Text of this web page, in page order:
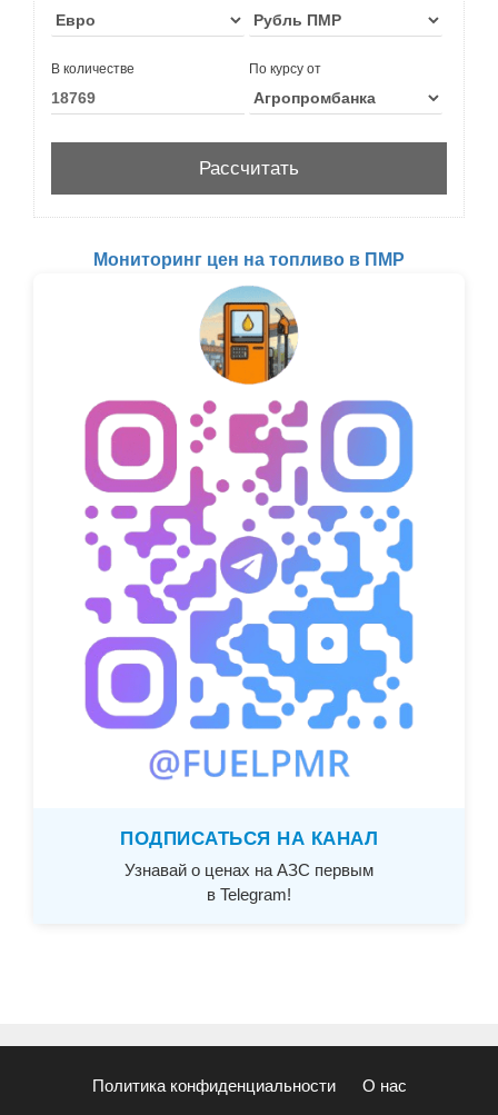
В количестве По курсу от
Мониторинг цен на топливо в ПМР
ПОДПИСАТЬСЯ НА КАНАЛ
Узнавай о ценах на АЗС первым
в Telegram!
Политика конфиденциальности О нас